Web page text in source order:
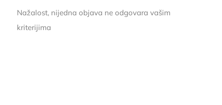
Nažalost, nijedna objava ne odgovara vašim
kriterijima